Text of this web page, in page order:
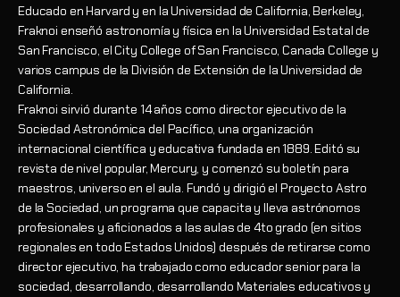
Educado en Harvard y en la Universidad de California, Berkeley,
Fraknoi enseñó astronomía y física en la Universidad Estatal de
San Francisco, el City College of San Francisco, Canada College y
varios campus de la División de Extensión de la Universidad de
California.
Fraknoi sirvió durante 14 años como director ejecutivo de la
Sociedad Astronómica del Pacífico, una organización
internacional científica y educativa fundada en 1889. Editó su
revista de nivel popular, Mercury, y comenzó su boletín para
maestros, universo en el aula. Fundó y dirigió el Proyecto Astro
de la Sociedad, un programa que capacita y lleva astrónomos
profesionales y aficionados a las aulas de 4to grado (en sitios
regionales en todo Estados Unidos) después de retirarse como
director ejecutivo, ha trabajado como educador senior para la
sociedad, desarrollando, desarrollando Materiales educativos y